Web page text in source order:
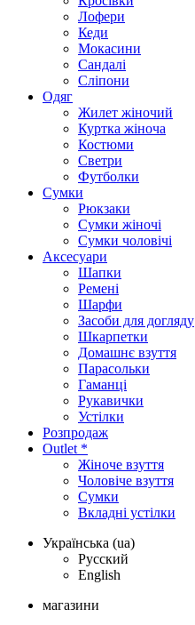
Лофери
Кеди
Мокасини
Сандалі
Сліпони
Одяг
Жилет жіночий
Куртка жіноча
Костюми
Светри
Футболки
Сумки
Рюкзаки
Сумки жіночі
Сумки чоловічі
Аксеcуари
Шапки
Ремені
Шарфи
Засоби для догляду
Шкарпетки
Домашнє взуття
Парасольки
Гаманці
Рукавички
Устілки
Розпродаж
Outlet *
Жіноче взуття
Чоловіче взуття
Сумки
Вкладні устілки
Українська (ua)
Русский
English
магазини